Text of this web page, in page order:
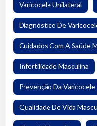
Varicocele Unilateral
Diagnóstico De
Cuidados Com A Saúde
Infertilidade Masculina
Prevenção Da Varicocele
Qualidade De Vida